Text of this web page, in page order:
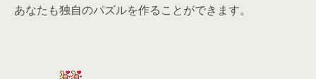
あなたも独自のパズルを作ることができます。